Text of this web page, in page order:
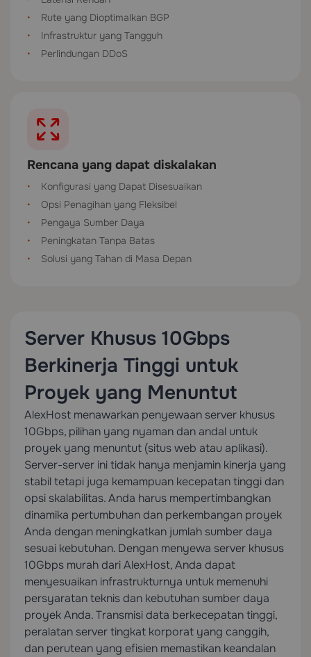
Rute yang Dioptimalkan BGP
Infrastruktur yang Tangguh
Perlindungan DDoS
Rencana yang dapat diskalakan
Konfigurasi yang Dapat Disesuaikan
Opsi Penagihan yang Fleksibel
Pengaya Sumber Daya
Peningkatan Tanpa Batas
Solusi yang Tahan di Masa Depan
Server Khusus 10Gbps
Berkinerja Tinggi untuk
Proyek yang Menuntut
AlexHost menawarkan penyewaan server khusus
10Gbps, pilihan yang nyaman dan andal untuk
proyek yang menuntut (situs web atau aplikasi).
Server-server ini tidak hanya menjamin kinerja yang
stabil tetapi juga kemampuan kecepatan tinggi dan
opsi skalabilitas. Anda harus mempertimbangkan
dinamika pertumbuhan dan perkembangan proyek
Anda dengan meningkatkan jumlah sumber daya
sesuai kebutuhan. Dengan menyewa server khusus
10Gbps murah dari AlexHost, Anda dapat
menyesuaikan infrastrukturnya untuk memenuhi
persyaratan teknis dan kebutuhan sumber daya
proyek Anda. Transmisi data berkecepatan tinggi,
peralatan server tingkat korporat yang canggih,
dan perutean yang efisien memastikan keandalan